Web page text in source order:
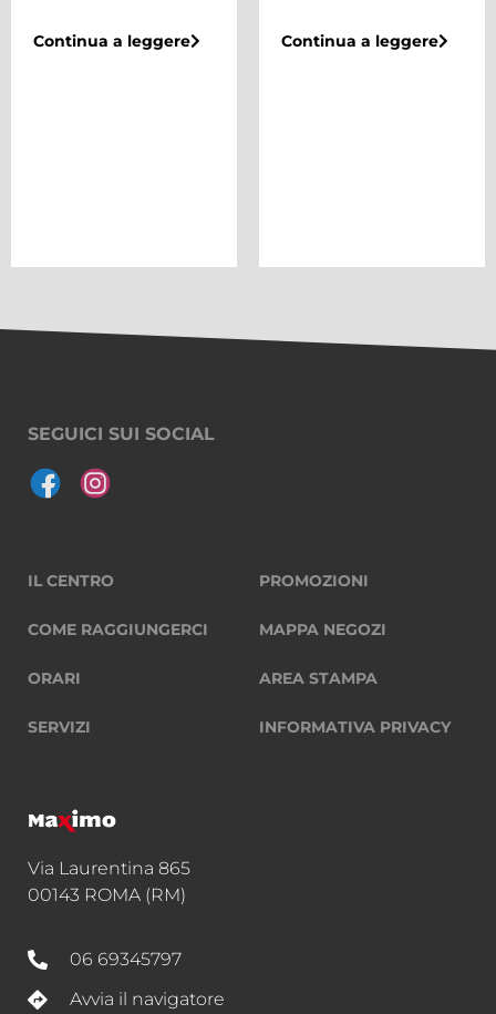
Continua a leggere Continua a leggere
SEGUICI SUI SOCIAL
IL CENTRO
COME RAGGIUNGERCI
ORARI
SERVIZI
PROMOZIONI
MAPPA NEGOZI
AREA STAMPA
INFORMATIVA PRIVACY
Via Laurentina 865
00143 ROMA (RM)
06 69345797
Avvia il navigatore